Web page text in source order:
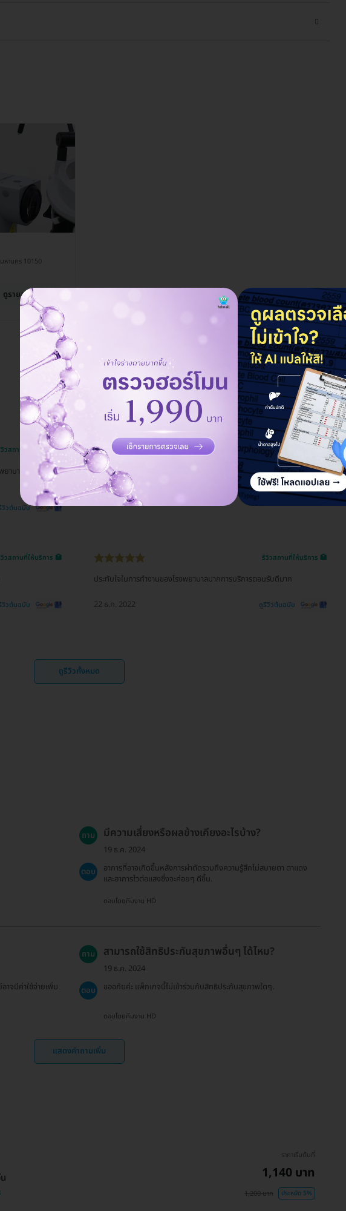
หานคร 10150
ดูรายละเอียด
วสถานที่ให้บริการ 🏥
ยาบาลใจดีมากและ
วิวต้นฉบับ
รีวิวสถานที่ให้บริการ 🏥
บริการ ถือว่า ดี ให้คำปรึกษาดี ตรวจสุขภาพก็ใช้ได้ รวมๆถือว่าดี
22 ธ.ค. 2022 ดูรีวิวต้นฉบับ
วสถานที่ให้บริการ 🏥
วิวต้นฉบับ
รีวิวสถานที่ให้บริการ 🏥
ประทับใจในการทำงานของโรงพยาบาลมากการบริการตอนรับดีมาก
22 ธ.ค. 2022 ดูรีวิวต้นฉบับ
ดูรีวิวทั้งหมด
ถาม มีความเสี่ยงหรือผลข้างเคียงอะไรบ้าง?
19 ธ.ค. 2024
ตอบ
อาการที่อาจเกิดขึ้นหลังการผ่าตัดรวมถึงความรู้สึกไม่สบายตา ตาแดง
และอาการไวต่อแสงซึ่งจะค่อยๆ ดีขึ้น.
ตอบโดยทีมงาน HD
าจมีค่าใช้จ่ายเพิ่ม
ถาม สามารถใช้สิทธิประกันสุขภาพอื่นๆ ได้ไหม?
19 ธ.ค. 2024
ตอบ
ขออภัยค่ะ แพ็กเกจนี้ไม่เข้าร่วมกับสิทธิประกันสุขภาพใดๆ.
ตอบโดยทีมงาน HD
แสดงคำถามเพิ่ม
ราคาเริ่มต้นที่
1,140 บาท
1,200 บาท ประหยัด 5%